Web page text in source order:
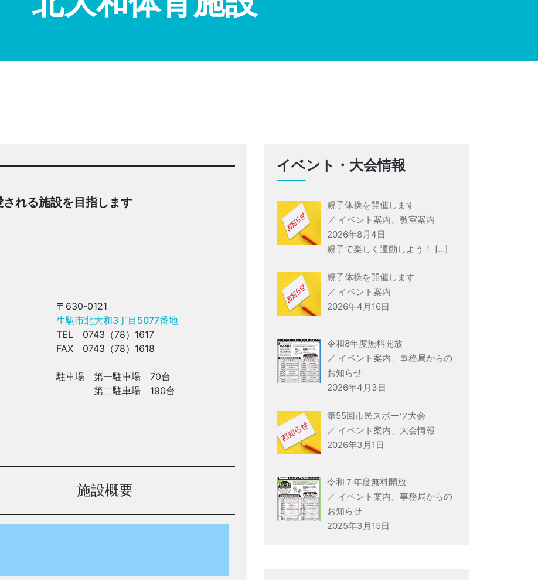
れる施設を目指します
〒630-0121
生駒市北大和3丁目5077番地
TEL 0743（78）1617
FAX 0743（78）1618
駐車場 第一駐車場 70台
第二駐車場 190台
施設概要
イベント・大会情報
親子体操を開催します
／ イベント案内、教室案内
2026年8月4日
親子で楽しく運動しよう！ […]
親子体操を開催します
／ イベント案内
2026年4月16日
令和8年度無料開放
／ イベント案内、事務局からの
お知らせ
2026年4月3日
第55回市民スポーツ大会
／ イベント案内、大会情報
2026年3月1日
令和７年度無料開放
／ イベント案内、事務局からの
お知らせ
2025年3月15日